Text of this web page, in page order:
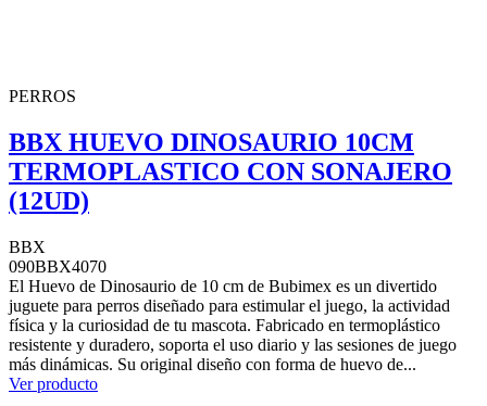
PERROS
BBX HUEVO DINOSAURIO 10CM
TERMOPLASTICO CON SONAJERO
(12UD)
BBX
090BBX4070
El Huevo de Dinosaurio de 10 cm de Bubimex es un divertido
juguete para perros diseñado para estimular el juego, la actividad
física y la curiosidad de tu mascota. Fabricado en termoplástico
resistente y duradero, soporta el uso diario y las sesiones de juego
más dinámicas. Su original diseño con forma de huevo de...
Ver producto